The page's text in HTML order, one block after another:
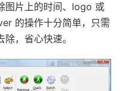
图片上的时间、logo 或
的操作十分简单，只需
，省心快速。